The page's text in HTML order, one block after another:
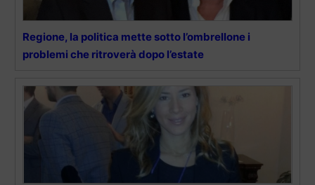
Regione, la politica mette sotto l’ombrellone i
problemi che ritroverà dopo l’estate